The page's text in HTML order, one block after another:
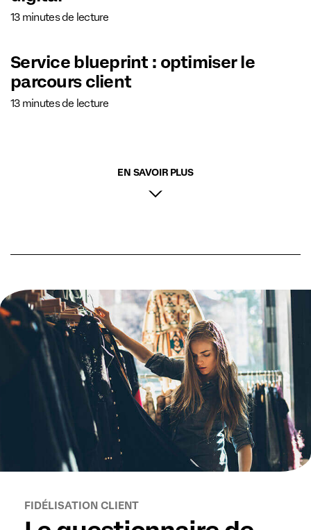
13 minutes de lecture
Service blueprint : optimiser le
parcours client
13 minutes de lecture
EN SAVOIR PLUS
FIDÉLISATION CLIENT